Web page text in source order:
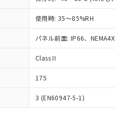
使用時: 35～85%RH
パネル前面: IP66、NEMA4X,
Class II
175
3 (EN60947-5-1)
器販売店・当社販売員に
器販売店や当社販売拠
ットワーク
」をご確認
び標準価格結果を当社の
第三者に漏洩または開
願いします。
能（部品リスト作成サー
いただくには、I-Web
フタル酸ジイソブチル
監視および制御機器に対する
質については閾値を超える意
認しています。
状況などにより、予定
あります。
チルヘキシル)) : 1000ppm
10物質）のすべてが基
示します。
状況下において有害物
、環境に深刻な影響を
段を講じます。
品を、核兵器、ミサイ
、生物兵器またはその他
れらの製造装置等に一切
品を第三者に販売する
、2および3の内容を当
します。また当社は、
売に係わる関係者が違
おそれがある場合は、取
は満たないが在庫あり
(最新の在庫状況につ
お客様のお取引先、ま
担当のオムロン制御
・当社販売員にご確
)
機種、また在庫状況の
していない機種